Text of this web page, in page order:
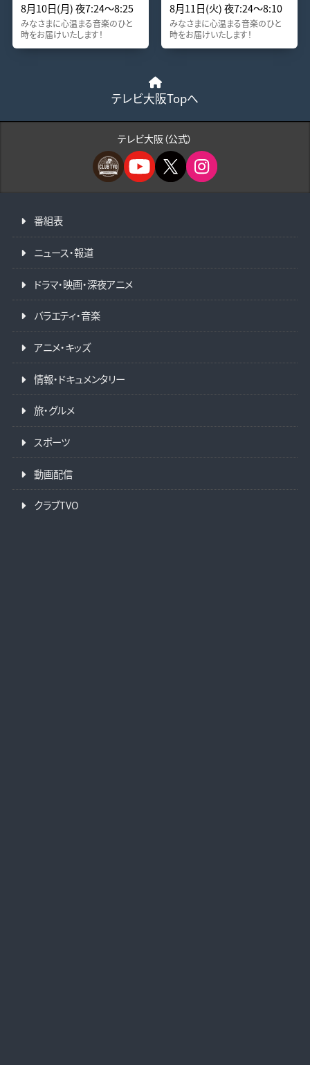
8月10日(月) 夜7:24〜8:25
みなさまに心温まる音楽のひと
時をお届けいたします！
8月11日(火) 夜7:24〜8:10
みなさまに心温まる音楽のひと
時をお届けいたします！
テレビ大阪Topへ
テレビ大阪（公式）
番組表
ニュース・報道
ドラマ・映画・深夜アニメ
バラエティ・音楽
アニメ・キッズ
情報・ドキュメンタリー
旅・グルメ
スポーツ
動画配信
クラブTVO